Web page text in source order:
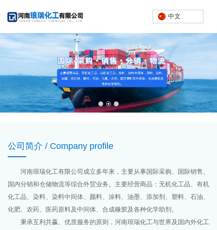
中文
公司简介 / Company profile
河南琅瑞化工有限公司成立多年来，主要从事国际采购、国际销售、
国内分销和仓储物流等综合外贸业务。主要经营商品：无机化工品、有机
化工品、染料、染料中间体、颜料、涂料、油墨、添加剂、塑料、石油、
化肥、农药、医药原料及中间体、合成橡胶及各种化学助剂。
秉承互利共赢、优质服务的原则，河南琅瑞化工与世界及国内外化工